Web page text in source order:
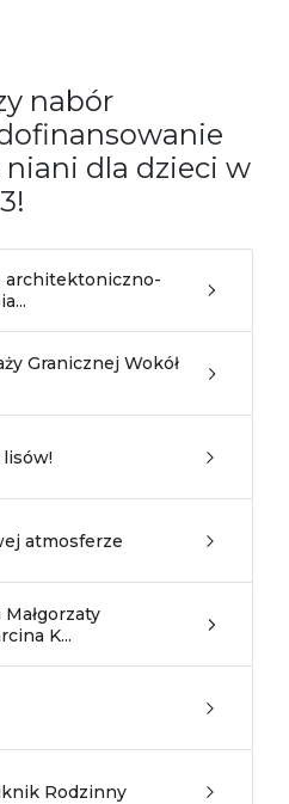
nabór
dla dzieci w
architektoniczno-
Granicznej Wokół
atmosferze
K...
Rodzinny